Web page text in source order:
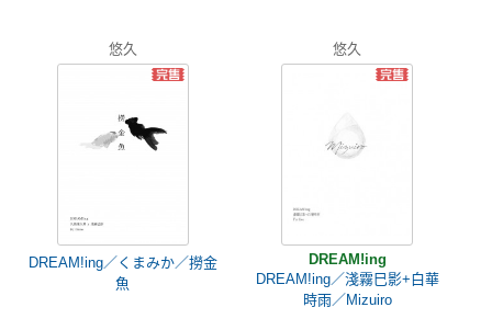
悠久
DREAM!ing／くまみか／撈金
魚
悠久
DREAM!ing
DREAM!ing／淺霧巳影+白華
時雨／Mizuiro